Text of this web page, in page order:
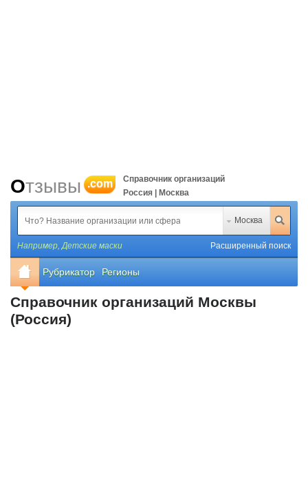
Отзывы .com
Справочник организаций
Россия | Москва
Москва
Например,Детские маски Расширенный поиск
Рубрикатор Регионы
Справочник организаций Москвы
(Россия)